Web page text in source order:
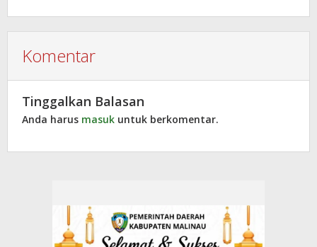
Komentar
Tinggalkan Balasan
Anda harus masuk untuk berkomentar.